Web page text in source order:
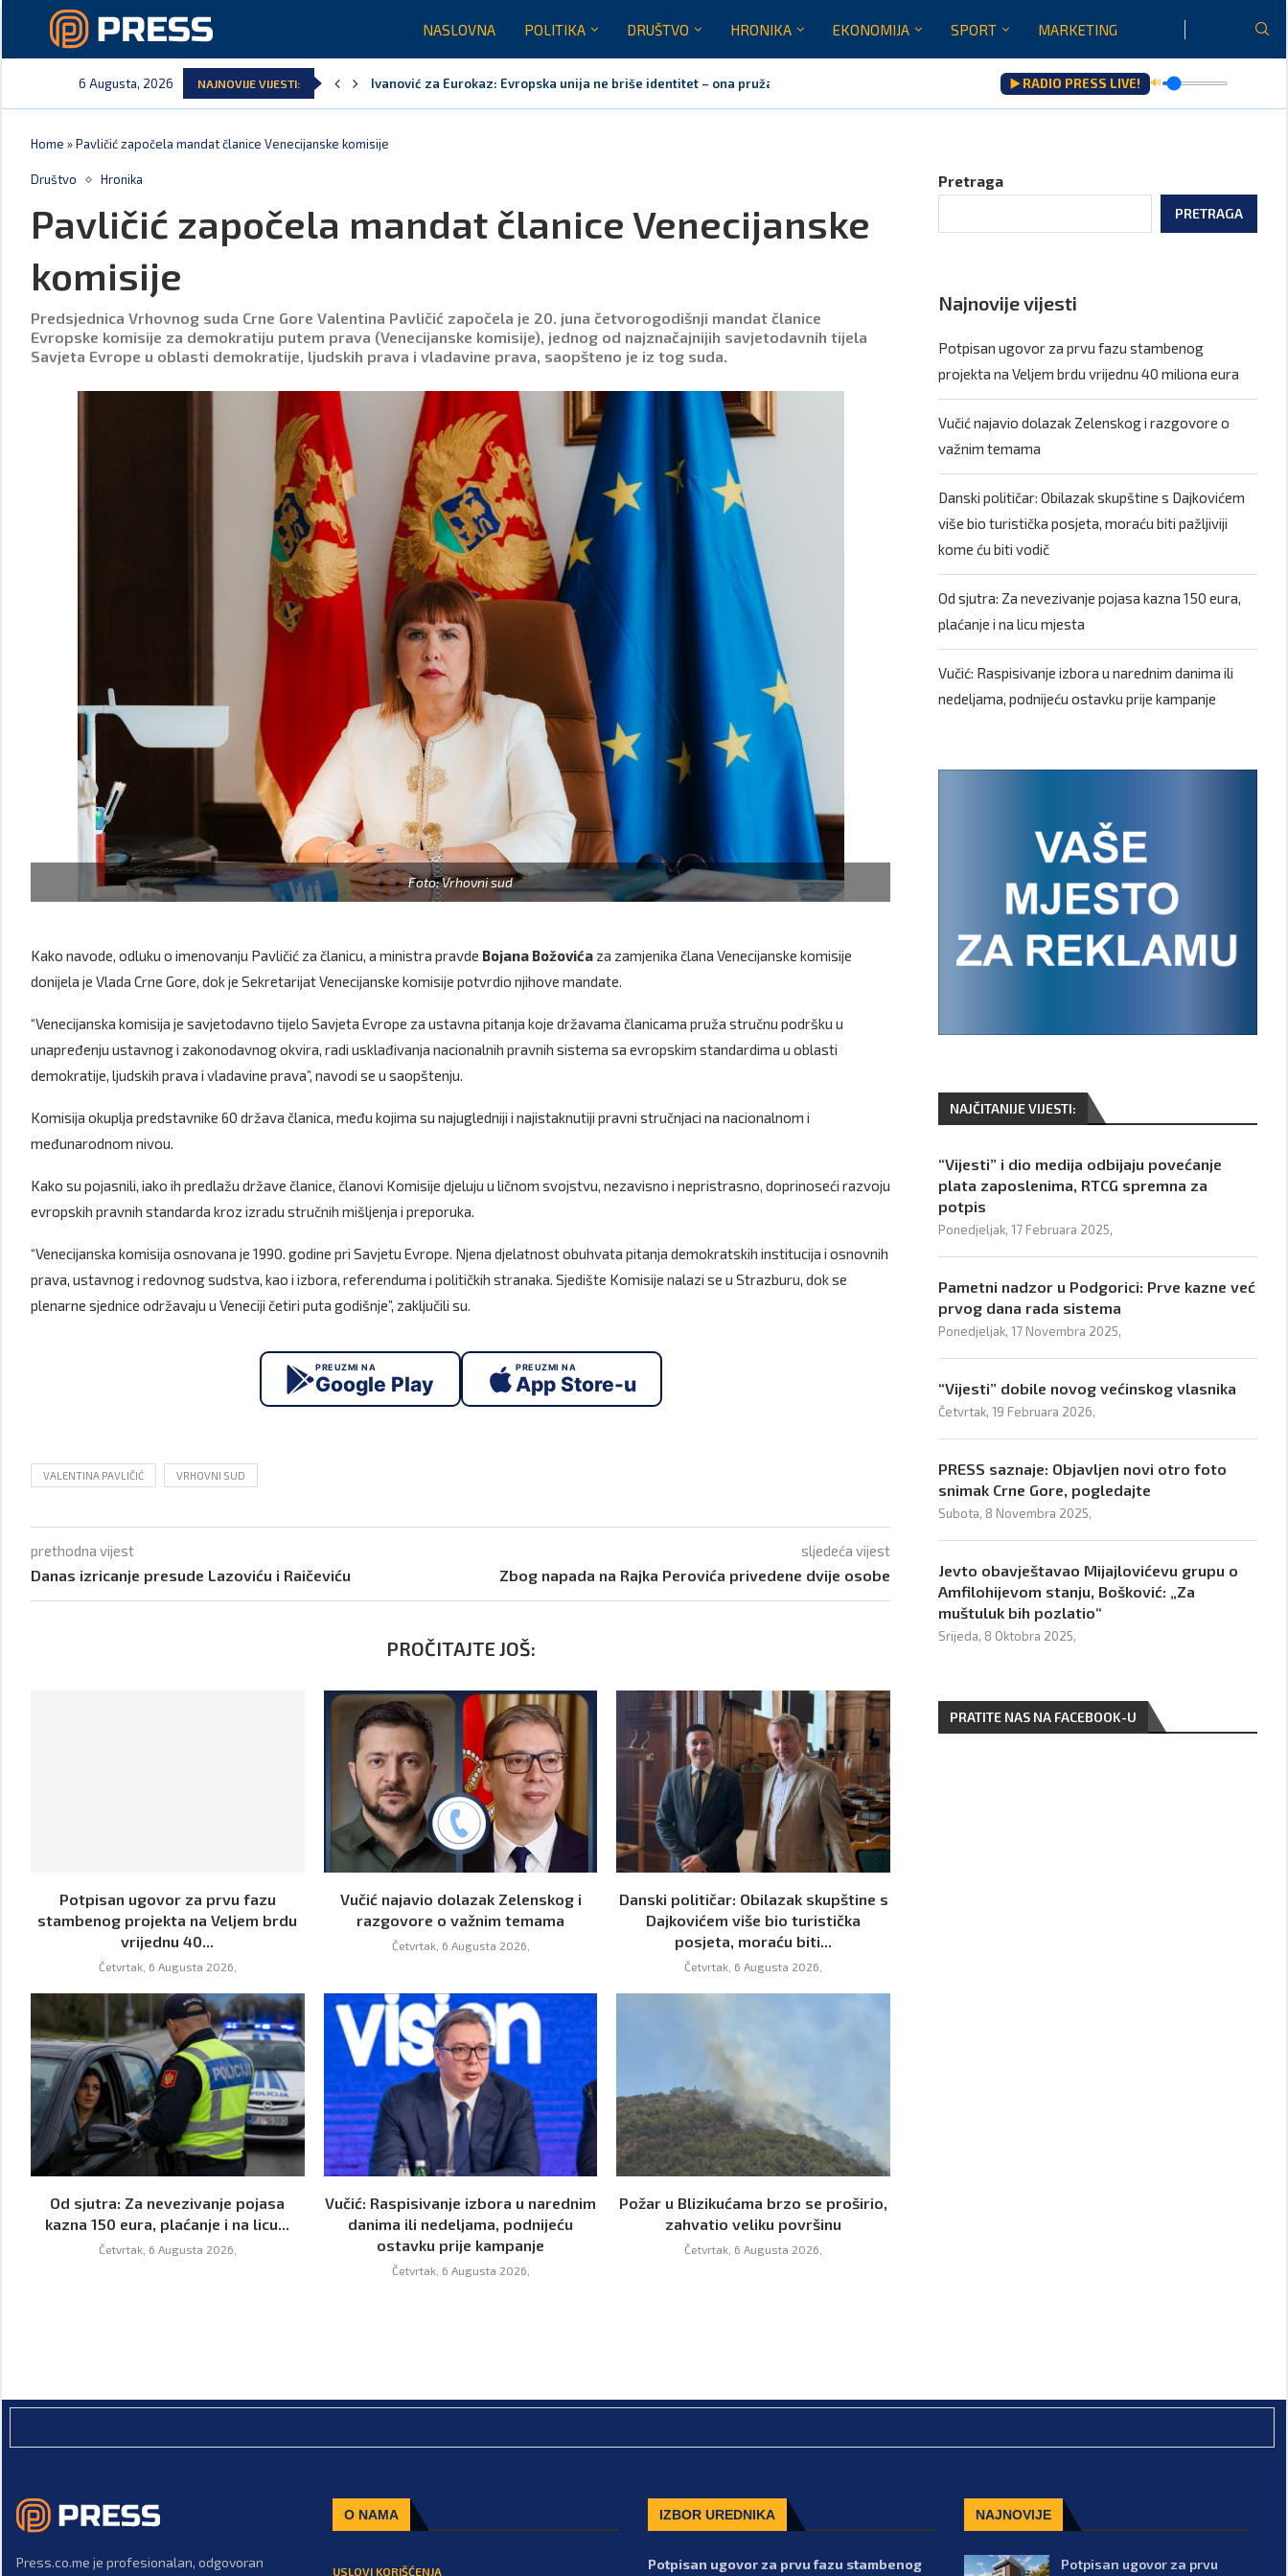
NASLOVNA POLITIKA DRUŠTVO HRONIKA EKONOMIJA SPORT MARKETING
6 Augusta, 2026 NAJNOVIJE VIJESTI:
Ivanović za Eurokaz: Evropska unija ne briše identitet – ona pruža...
Spajić: Snažno podržavamo domaće festivale koji godinama grade identitet Crne Gore...
MPNI do kraja jula realizovalo gotovo sve planirane aktivnosti
U prethodnih pet godina: Vučić tri puta odbio da glasa Rezoluciju...
MCP odgovorila Vučiću: Nedopustivo političko tumačenje litija i crkvenih pitanja
Andrić: Crnoj Gori nije bilo mjesto na obilježavanju „Oluje“
▶️ RADIO PRESS LIVE! 🔊
Home »Pavličić započela mandat članice Venecijanske komisije
Društvo Hronika
Pavličić započela mandat članice Venecijanske
komisije
Predsjednica Vrhovnog suda Crne Gore Valentina Pavličić započela je 20. juna četvorogodišnji mandat članice
Evropske komisije za demokratiju putem prava (Venecijanske komisije), jednog od najznačajnijih savjetodavnih tijela
Savjeta Evrope u oblasti demokratije, ljudskih prava i vladavine prava, saopšteno je iz tog suda.
Foto: Vrhovni sud
Kako navode, odluku o imenovanju Pavličić za članicu, a ministra pravde Bojana Božovića za zamjenika člana Venecijanske komisije
donijela je Vlada Crne Gore, dok je Sekretarijat Venecijanske komisije potvrdio njihove mandate.
“Venecijanska komisija je savjetodavno tijelo Savjeta Evrope za ustavna pitanja koje državama članicama pruža stručnu podršku u
unapređenju ustavnog i zakonodavnog okvira, radi usklađivanja nacionalnih pravnih sistema sa evropskim standardima u oblasti
demokratije, ljudskih prava i vladavine prava”, navodi se u saopštenju.
Komisija okuplja predstavnike 60 država članica, među kojima su najugledniji i najistaknutiji pravni stručnjaci na nacionalnom i
međunarodnom nivou.
Kako su pojasnili, iako ih predlažu države članice, članovi Komisije djeluju u ličnom svojstvu, nezavisno i nepristrasno, doprinoseći razvoju
evropskih pravnih standarda kroz izradu stručnih mišljenja i preporuka.
“Venecijanska komisija osnovana je 1990. godine pri Savjetu Evrope. Njena djelatnost obuhvata pitanja demokratskih institucija i osnovnih
prava, ustavnog i redovnog sudstva, kao i izbora, referenduma i političkih stranaka. Sjedište Komisije nalazi se u Strazburu, dok se
plenarne sjednice održavaju u Veneciji četiri puta godišnje”, zaključili su.
PREUZMI NA
Google Play
PREUZMI NA
App Store-u
VALENTINA PAVLIČIĆ VRHOVNI SUD
prethodna vijest
Danas izricanje presude Lazoviću i Raičeviću
sljedeća vijest
Zbog napada na Rajka Perovića privedene dvije osobe
PROČITAJTE JOŠ:
Potpisan ugovor za prvu fazu
stambenog projekta na Veljem brdu
vrijednu 40...
Četvrtak, 6 Augusta 2026,
Vučić najavio dolazak Zelenskog i
razgovore o važnim temama
Četvrtak, 6 Augusta 2026,
Danski političar: Obilazak skupštine s
Dajkovićem više bio turistička
posjeta, moraću biti...
Četvrtak, 6 Augusta 2026,
Od sjutra: Za nevezivanje pojasa
kazna 150 eura, plaćanje i na licu...
Četvrtak, 6 Augusta 2026,
Vučić: Raspisivanje izbora u narednim
danima ili nedeljama, podnijeću
ostavku prije kampanje
Četvrtak, 6 Augusta 2026,
Požar u Blizikućama brzo se proširio,
zahvatio veliku površinu
Četvrtak, 6 Augusta 2026,
Pretraga
PRETRAGA
Najnovije vijesti
Potpisan ugovor za prvu fazu stambenog
projekta na Veljem brdu vrijednu 40 miliona eura
Vučić najavio dolazak Zelenskog i razgovore o
važnim temama
Danski političar: Obilazak skupštine s Dajkovićem
više bio turistička posjeta, moraću biti pažljiviji
kome ću biti vodič
Od sjutra: Za nevezivanje pojasa kazna 150 eura,
plaćanje i na licu mjesta
Vučić: Raspisivanje izbora u narednim danima ili
nedeljama, podnijeću ostavku prije kampanje
NAJČITANIJE VIJESTI:
“Vijesti” i dio medija odbijaju povećanje
plata zaposlenima, RTCG spremna za
potpis
Ponedjeljak, 17 Februara 2025,
Pametni nadzor u Podgorici: Prve kazne već
prvog dana rada sistema
Ponedjeljak, 17 Novembra 2025,
“Vijesti” dobile novog većinskog vlasnika
Četvrtak, 19 Februara 2026,
PRESS saznaje: Objavljen novi otro foto
snimak Crne Gore, pogledajte
Subota, 8 Novembra 2025,
Jevto obavještavao Mijajlovićevu grupu o
Amfilohijevom stanju, Bošković: „Za
muštuluk bih pozlatio“
Srijeda, 8 Oktobra 2025,
PRATITE NAS NA FACEBOOK-U
Press.co.me je profesionalan, odgovoran
O NAMA
USLOVI KORIŠĆENJA
IZBOR UREDNIKA
Potpisan ugovor za prvu fazu stambenog
NAJNOVIJE
Potpisan ugovor za prvu